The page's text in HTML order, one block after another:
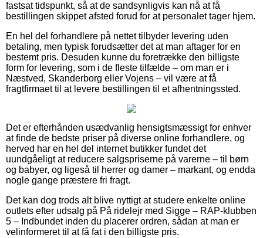
fastsat tidspunkt, så at de sandsynligvis kan nå at få
bestillingen skippet afsted forud for at personalet tager hjem.
En hel del forhandlere på nettet tilbyder levering uden
betaling, men typisk forudsætter det at man aftager for en
bestemt pris. Desuden kunne du foretrække den billigste
form for levering, som i de fleste tilfælde – om man er i
Næstved, Skanderborg eller Vojens – vil være at få
fragtfirmaet til at levere bestillingen til et afhentningssted.
Det er efterhånden usædvanlig hensigtsmæssigt for enhver
at finde de bedste priser på diverse online forhandlere, og
herved har en hel del internet butikker fundet det
uundgåeligt at reducere salgspriserne på varerne – til børn
og babyer, og ligeså til herrer og damer – markant, og endda
nogle gange præstere fri fragt.
Det kan dog trods alt blive nyttigt at studere enkelte online
outlets efter udsalg på På ridelejr med Sigge – RAP-klubben
5 – Indbundet inden du placerer ordren, sådan at man er
velinformeret til at få fat i den billigste pris.